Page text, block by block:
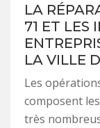
LA
71 ET LES
LA VILLE
Les
composent
très